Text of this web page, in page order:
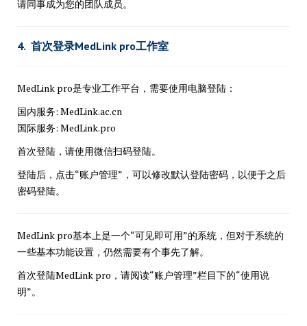
请同事成为您的团队成员。
4. 首次登录MedLink pro工作室
MedLink pro是专业工作平台，需要使用电脑登陆：
国内服务: MedLink.ac.cn
国际服务: MedLink.pro
首次登陆，请使用微信扫码登陆。
登陆后，点击“账户管理”，可以修改默认登陆密码，以便于之后
密码登陆。
MedLink pro基本上是一个“可见即可用”的系统，但对于系统的
一些基本功能设置，仍然需要有个事先了解。
首次登陆MedLink pro，请阅读“账户管理”栏目下的“使用说
明”。